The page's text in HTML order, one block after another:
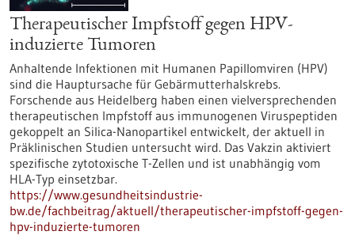
Therapeutischer Impfstoff gegen HPV-
induzierte Tumoren
Anhaltende Infektionen mit Humanen Papillomviren (HPV)
sind die Hauptursache für Gebärmutterhalskrebs.
Forschende aus Heidelberg haben einen vielversprechenden
therapeutischen Impfstoff aus immunogenen Viruspeptiden
gekoppelt an Silica-Nanopartikel entwickelt, der aktuell in
Präklinischen Studien untersucht wird. Das Vakzin aktiviert
spezifische zytotoxische T-Zellen und ist unabhängig vom
HLA-Typ einsetzbar.
https://www.gesundheitsindustrie-
bw.de/fachbeitrag/aktuell/therapeutischer-impfstoff-gegen-
hpv-induzierte-tumoren